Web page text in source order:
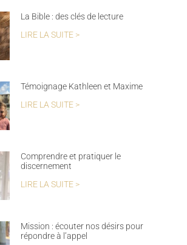
La Bible : des clés de lecture
LIRE LA SUITE >
Témoignage Kathleen et Maxime
LIRE LA SUITE >
Comprendre et pratiquer le
discernement
LIRE LA SUITE >
Mission : écouter nos désirs pour
répondre à l’appel